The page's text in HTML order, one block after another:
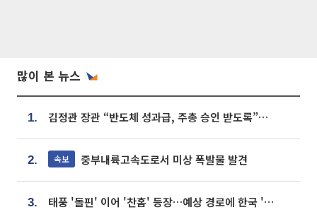
많이 본 뉴스
1. 김정관 장관 “반도체 성과급, 주총 승인 받도록”…상법·자본시장법 개정 시사
2. 속보 중부내륙고속도로서 미상 폭발물 발견
3. 태풍 '돌핀' 이어 '찬홈' 등장…예상 경로에 한국 '한숨'